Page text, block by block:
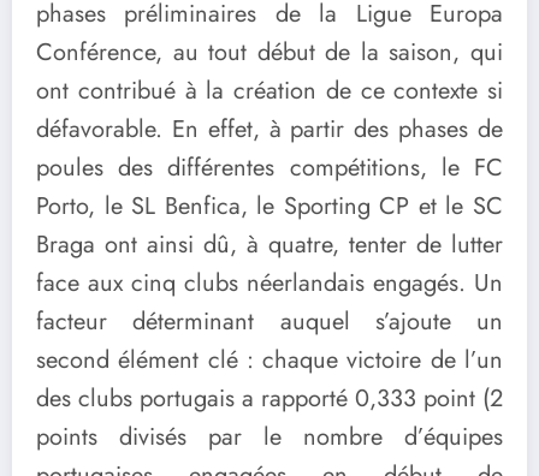
phases préliminaires de la Ligue Europa
Conférence, au tout début de la saison, qui
ont contribué à la création de ce contexte si
défavorable. En effet, à partir des phases de
poules des différentes compétitions, le FC
Porto, le SL Benfica, le Sporting CP et le SC
Braga ont ainsi dû, à quatre, tenter de lutter
face aux cinq clubs néerlandais engagés. Un
facteur déterminant auquel s’ajoute un
second élément clé : chaque victoire de l’un
des clubs portugais a rapporté 0,333 point (2
points divisés par le nombre d’équipes